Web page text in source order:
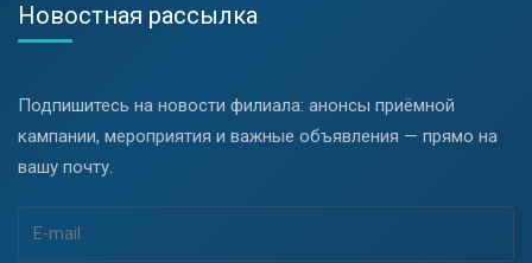
Новостная рассылка
Подпишитесь на новости филиала: анонсы приёмной
кампании, мероприятия и важные объявления — прямо на
вашу почту.